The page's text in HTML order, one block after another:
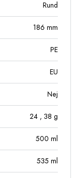
Rund
186 mm
PE
EU
Nej
24 , 38 g
500 ml
535 ml